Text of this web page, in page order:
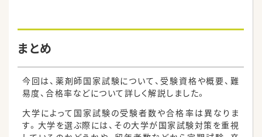
まとめ
今回は、薬剤師国家試験について、受験資格や概要、難
易度、合格率などについて詳しく解説しました。
大学によって国家試験の受験者数や合格率は異なりま
す。大学を選ぶ際には、その大学が国家試験対策を重視